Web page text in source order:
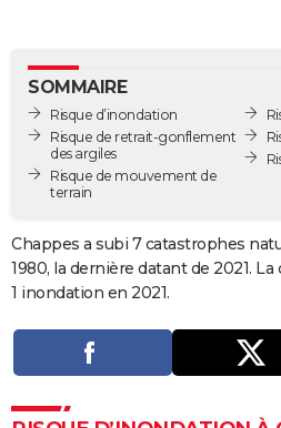
GUIDES D'ACHAT
BONS PLANS
CARTE DE VOEUX
Carte de Noël
Carte Bonne année
Carte Saint-Valentin
Carte Pâques
Carte d'anniversaire
Dictionnaire
Biographies
Citations
Expressions
Proverbes
PROGRAMME TV
COPAINS D'AVANT
S'inscrire
Se connecter
Lycées
Collèges
Primaires
Universités
Entreprises
Service militaire
Avis de recherche
AVIS DE DÉCÈS
SOMMAIRE
Risque d’inondation
Risque de retrait-gonflement
des argiles
Risque de mouvement de
terrain
Chappes a subi 7 catastrophes
1980, la dernière datant de 2021.
1 inondation en 2021.